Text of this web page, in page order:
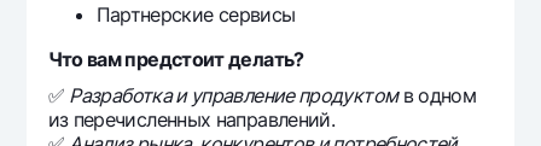
Партнерские сервисы
Что вам предстоит делать?
✅ Разработка и управление продуктомв одном
из перечисленных направлений.